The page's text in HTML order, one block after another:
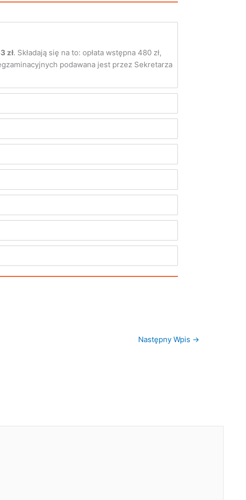
zł. Składają się na to: opłata wstępna 480 zł,
podawana jest przez Sekretarza
Następny Wpis →